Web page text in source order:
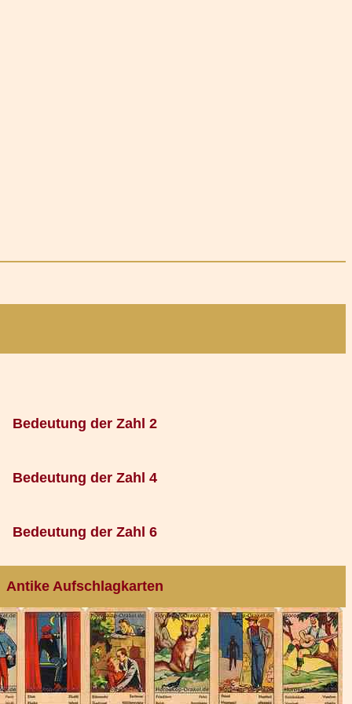
Bedeutung der Zahl 2
Bedeutung der Zahl 4
Bedeutung der Zahl 6
Antike Aufschlagkarten